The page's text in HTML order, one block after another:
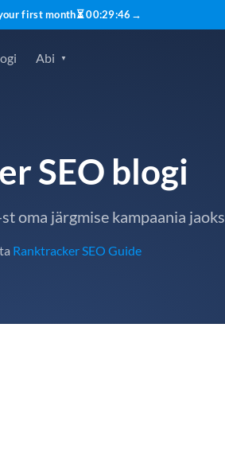
first month⏳00:29:46 →
Abi
SEO blogi
oma järgmise kampaania jaoks
Ranktracker SEO Guide